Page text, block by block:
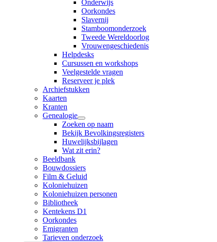
Onderwijs
Oorkondes
Slavernij
Stamboomonderzoek
Tweede Wereldoorlog
Vrouwengeschiedenis
Helpdesks
Cursussen en workshops
Veelgestelde vragen
Reserveer je plek
Archiefstukken
Kaarten
Kranten
Genealogie
Zoeken op naam
Bekijk Bevolkingsregisters
Huwelijksbijlagen
Wat zit erin?
Beeldbank
Bouwdossiers
Film & Geluid
Koloniehuizen
Koloniehuizen personen
Bibliotheek
Kentekens D1
Oorkondes
Emigranten
Tarieven onderzoek